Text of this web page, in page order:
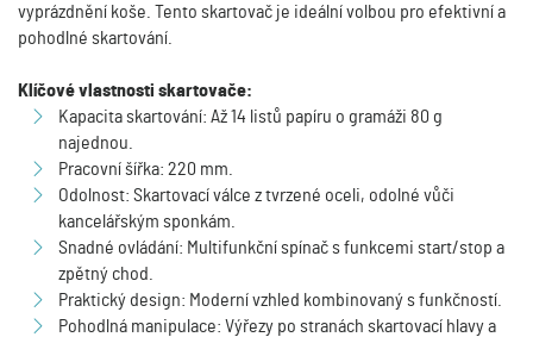
vyprázdnění koše. Tento skartovač je ideální volbou pro efektivní a
pohodlné skartování.
Klíčové vlastnosti skartovače:
Kapacita skartování: Až 14 listů papíru o gramáži 80 g
najednou.
Pracovní šířka: 220 mm.
Odolnost: Skartovací válce z tvrzené oceli, odolné vůči
kancelářským sponkám.
Snadné ovládání: Multifunkční spínač s funkcemi start/stop a
zpětný chod.
Praktický design: Moderní vzhled kombinovaný s funkčností.
Pohodlná manipulace: Výřezy po stranách skartovací hlavy a